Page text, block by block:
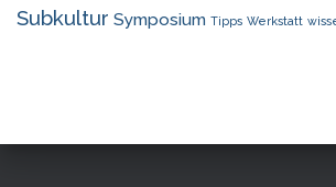
Subkultur Symposium Tipps Werkstatt